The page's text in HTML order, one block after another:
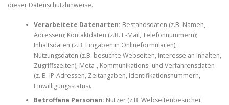
dieser Datenschutzhinweise.
Verarbeitete Datenarten: Bestandsdaten (z.B. Namen,
Adressen); Kontaktdaten (z.B. E-Mail, Telefonnummern);
Inhaltsdaten (z.B. Eingaben in Onlineformularen);
Nutzungsdaten (z.B. besuchte Webseiten, Interesse an Inhalten,
Zugriffszeiten); Meta-, Kommunikations- und Verfahrensdaten
(z. B. IP-Adressen, Zeitangaben, Identifikationsnummern,
Einwilligungsstatus).
Betroffene Personen: Nutzer (z.B. Webseitenbesucher,